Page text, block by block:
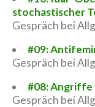
stochastischer
Gespräch bei
#09:
Gespräch bei
#08: Angriffe
Gespräch bei